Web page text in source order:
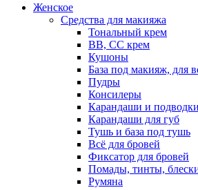
Женское
Средства для макияжа
Тональный крем
BB, CC крем
Кушоны
База под макияж, для
Пудры
Консилеры
Карандаши и подводки
Карандаши для губ
Тушь и база под тушь
Всё для бровей
Фиксатор для бровей
Помады, тинты,
Румяна